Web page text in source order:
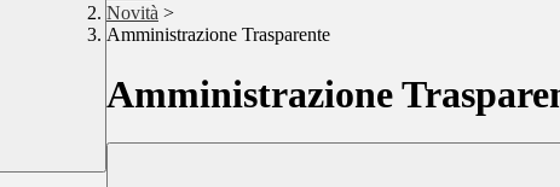
Novità >
Amministrazione Trasparente
Amministrazione